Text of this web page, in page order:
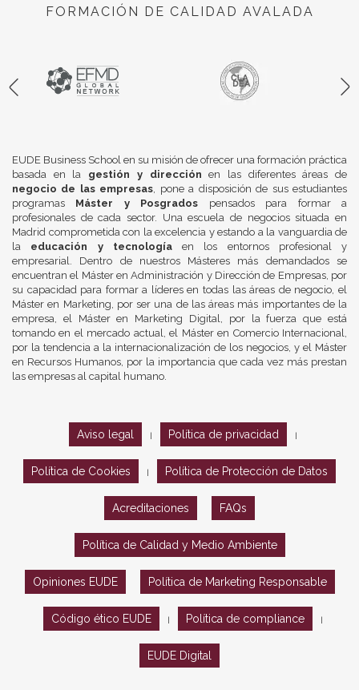
FORMACIÓN DE CALIDAD AVALADA
EUDE Business School en su misión de ofrecer una formación práctica
basada en la gestión y dirección en las diferentes áreas de
negocio de las empresas, pone a disposición de sus estudiantes
programas Máster y Posgrados pensados para formar a
profesionales de cada sector. Una escuela de negocios situada en
Madrid comprometida con la excelencia y estando a la vanguardia de
la educación y tecnologíaen los entornos profesional y
empresarial. Dentro de nuestros Másteres más demandados se
encuentran el Máster en Administración y Dirección de Empresas, por
su capacidad para formar a líderes en todas las áreas de negocio, el
Máster en Marketing, por ser una de las áreas más importantes de la
empresa, el Máster en Marketing Digital, por la fuerza que está
tomando en el mercado actual, el Máster en Comercio Internacional,
por la tendencia a la internacionalización de los negocios, y el Máster
en Recursos Humanos, por la importancia que cada vez más prestan
las empresas al capital humano.
Aviso legal Política de privacidad
Política de Cookies Política de Protección de Datos
Acreditaciones FAQs
Política de Calidad y Medio Ambiente
Opiniones EUDE Política de Marketing Responsable
Código ético EUDE Política de compliance
EUDE Digital